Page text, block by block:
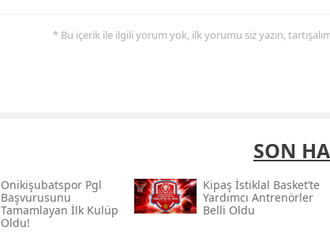
* Bu içerik ile ilgili yorum yok, ilk yorumu siz yazın,
SON
Onikişubatspor Pgl
Başvurusunu
Tamamlayan İlk Kulüp
Oldu!
Kipaş İstiklal Basket’te
Yardımcı Antrenörler
Belli Oldu